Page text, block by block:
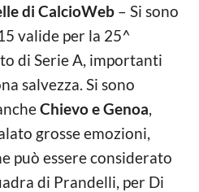
di CalcioWeb – Si sono
valide per la 25^
di Serie A, importanti
salvezza. Si sono
Chievo e Genoa,
grosse emozioni,
può essere considerato
di Prandelli, per Di